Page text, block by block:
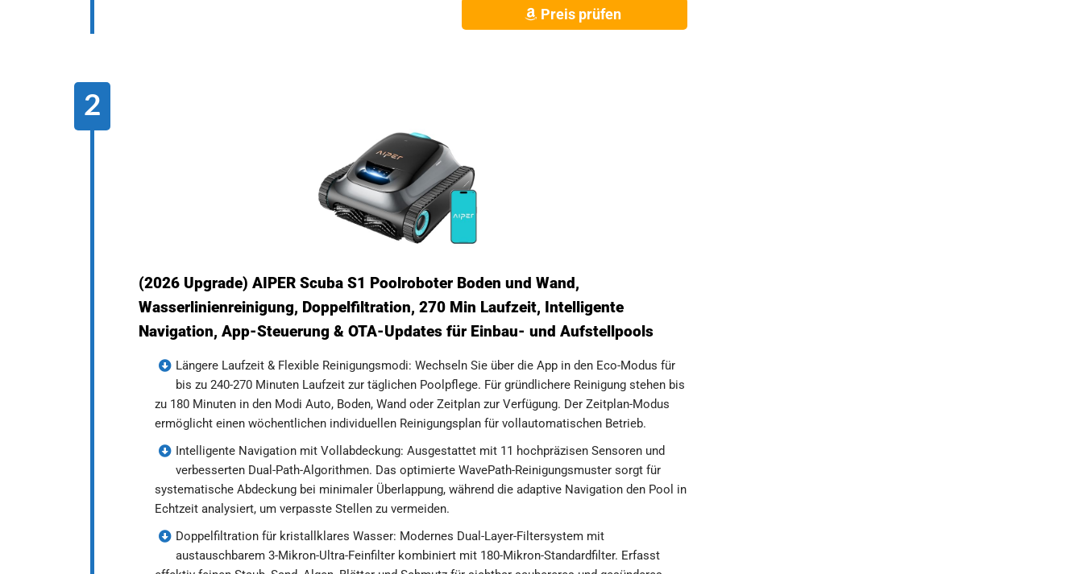
Preis prüfen
(2026 Upgrade) AIPER Scuba S1 Poolroboter Boden und Wand,
Wasserlinienreinigung, Doppelfiltration, 270 Min Laufzeit, Intelligente
Navigation, App-Steuerung & OTA-Updates für Einbau- und Aufstellpools
Längere Laufzeit & Flexible Reinigungsmodi: Wechseln Sie über die App in den Eco-Modus für
bis zu 240-270 Minuten Laufzeit zur täglichen Poolpflege. Für gründlichere Reinigung stehen bis
zu 180 Minuten in den Modi Auto, Boden, Wand oder Zeitplan zur Verfügung. Der Zeitplan-Modus
ermöglicht einen wöchentlichen individuellen Reinigungsplan für vollautomatischen Betrieb.
Intelligente Navigation mit Vollabdeckung: Ausgestattet mit 11 hochpräzisen Sensoren und
verbesserten Dual-Path-Algorithmen. Das optimierte WavePath-Reinigungsmuster sorgt für
systematische Abdeckung bei minimaler Überlappung, während die adaptive Navigation den Pool in
Echtzeit analysiert, um verpasste Stellen zu vermeiden.
Doppelfiltration für kristallklares Wasser: Modernes Dual-Layer-Filtersystem mit
austauschbarem 3-Mikron-Ultra-Feinfilter kombiniert mit 180-Mikron-Standardfilter. Erfasst